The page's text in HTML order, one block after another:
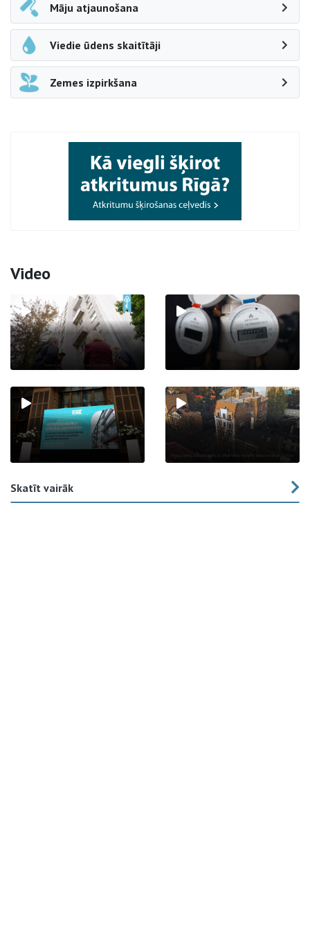
Māju atjaunošana
Viedie ūdens skaitītāji
Zemes izpirkšana
Video
Skatīt vairāk